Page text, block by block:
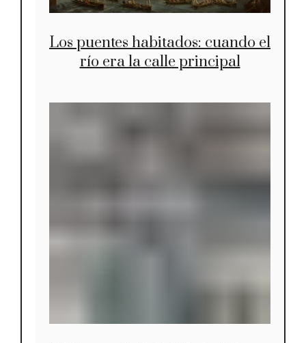
Los puentes habitados: cuando el
río era la calle principal